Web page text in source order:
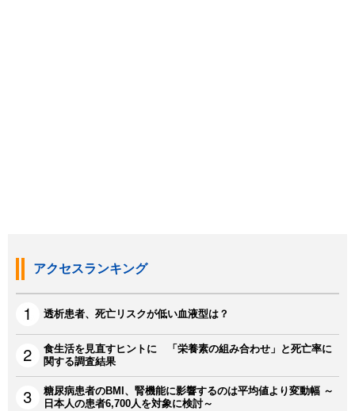
アクセスランキング
透析患者、死亡リスクが低い血液型は？
食生活を見直すヒントに 「栄養素の組み合わせ」と死亡率に
関する調査結果
糖尿病患者のBMI、腎機能に影響するのは平均値より変動幅 ～
日本人の患者6,700人を対象に検討～